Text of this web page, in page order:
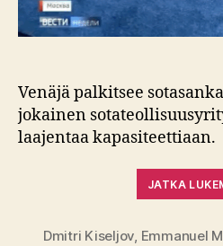
Venäjä palkitsee
jokainen
laajentaa kapasiteettiaan.
JATKA
Dmitri Kiseljov, Emmanuel